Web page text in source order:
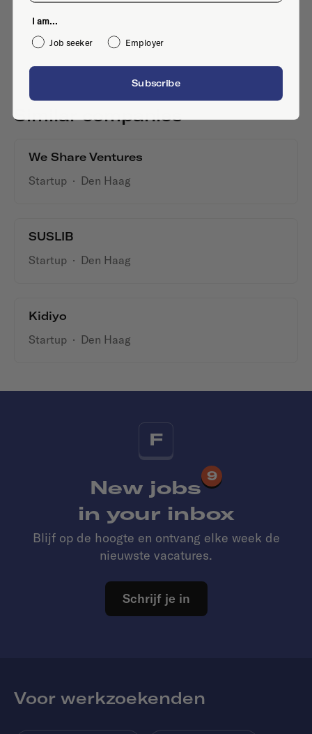
Similar companies
We Share Ventures
Startup · Den Haag
SUSLIB
Startup · Den Haag
Kidiyo
Startup · Den Haag
F
New jobs
9
in your inbox
Blijf op de hoogte en ontvang elke week de
nieuwste vacatures.
Schrijf je in
Voor werkzoekenden
I am...
Job seeker
Employer
Subscribe